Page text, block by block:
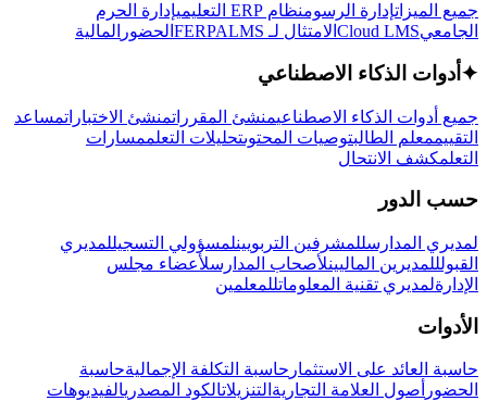
جميع الميزاتإدارة الرسومنظام ERP التعليمي
إدارة الحرم
الجامعيCloud LMS الامتثال لـ FERPA LMS الحضور المالية
✦ أدوات الذكاء الاصطناعي
جميع أدوات الذكاء الاصطناعيمنشئ المقرراتمنشئ الاختباراتمساعد
التقييممعلم الطالبتوصيات المحتوىتحليلات التعلممسارات
التعلمكشف الانتحال
حسب الدور
لمديري المدارسللمشرفين التربويينلمسؤولي التسجيللمديري
القبولللمديرين الماليينلأصحاب المدارسلأعضاء مجلس
الإدارةلمديري تقنية المعلوماتللمعلمين
الأدوات
حاسبة العائد على الاستثمار حاسبة التكلفة الإجماليةحاسبة
الحضور أصول العلامة التجارية التنزيلاتالكود المصدريالفيديوهات